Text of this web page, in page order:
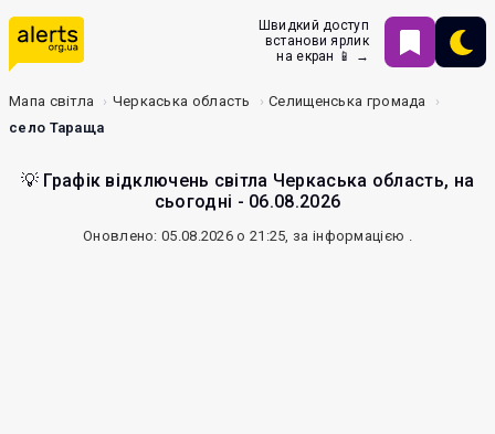
Швидкий доступ
встанови ярлик
на екран 📱 →
Мапа світла Черкаська область
Селищенська громада
село Тараща
💡 Графік відключень світла Черкаська область, на
сьогодні - 06.08.2026
Оновлено: 05.08.2026 о 21:25, за інформацією .